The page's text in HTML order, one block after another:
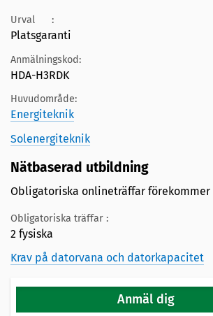
Urval :
Platsgaranti
Anmälningskod:
HDA-H3RDK
Huvudområde:
Energiteknik
Solenergiteknik
Nätbaserad utbildning
Obligatoriska onlineträffar förekommer
Obligatoriska träffar :
2 fysiska
Krav på datorvana och datorkapacitet
Anmäl dig